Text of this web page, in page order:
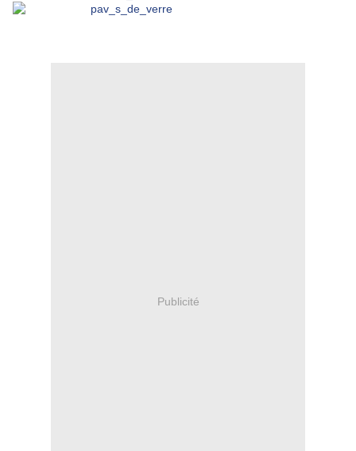
Publicité